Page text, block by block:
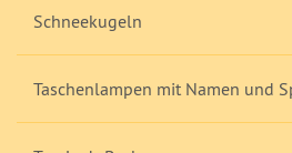
Schneekugeln
Taschenlampen mit Namen und